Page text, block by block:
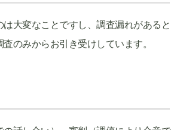
大変なことですし、調査漏れがあると
のみからお引き受けしています。